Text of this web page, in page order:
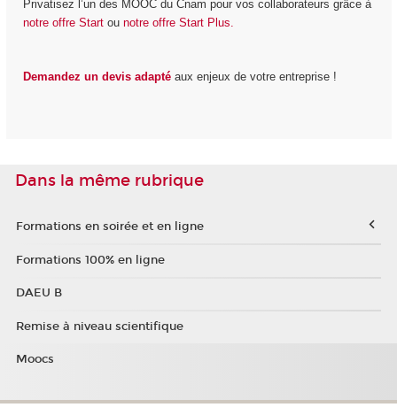
Privatisez l’un des MOOC du Cnam pour vos collaborateurs grâce à
notre offre Startou notre offre Start Plus.
Demandez un devis adaptéaux enjeux de votre entreprise !
Dans la même rubrique
Formations en soirée et en ligne
Formations 100% en ligne
DAEU B
Remise à niveau scientifique
Moocs